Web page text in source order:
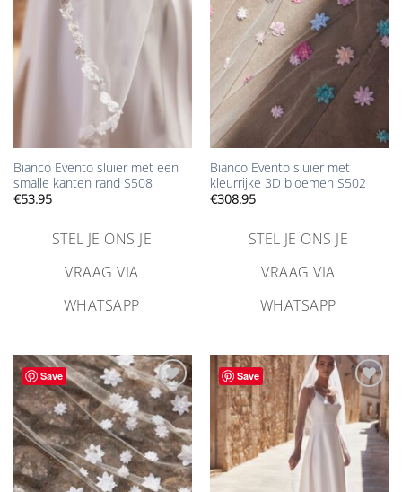
toevoegen
Bianco Evento sluier met een
smalle kanten rand S508
€53.95
STEL JE ONS JE
VRAAG VIA
WHATSAPP
toevoegen
Bianco Evento sluier met
kleurrijke 3D bloemen S502
€308.95
STEL JE ONS JE
VRAAG VIA
WHATSAPP
Save
Aan
verlanglijst
toevoegen
Save
Aan
verlanglijst
toevoegen